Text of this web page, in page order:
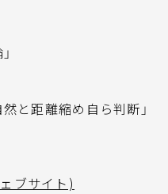
然と距離縮め自ら判断」
ブサイト)